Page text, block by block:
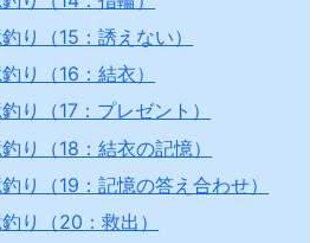
り（15：誘えない）
り（16：結衣）
り（17：プレゼント）
り（18：結衣の記憶）
り（19：記憶の答え合わせ）
り（20：救出）